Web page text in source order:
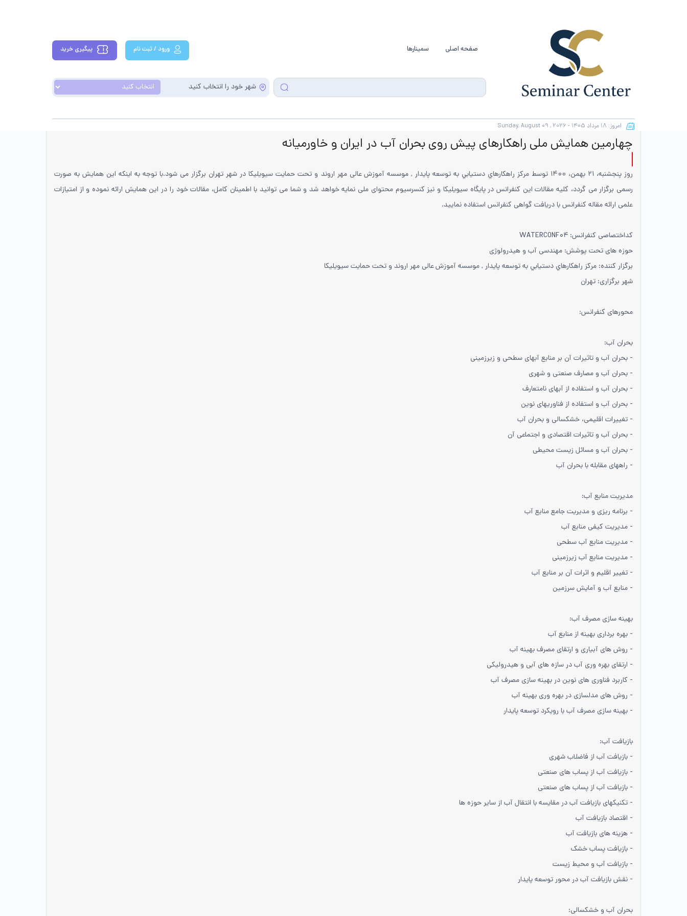
صفحه اصلی سمینارها ورود / ثبت نام پیگیری خرید
شهر خود را انتخاب کنید
امروز: ۱۸ مرداد ۱۴۰۵ - August ۰۹ , ۲۰۲۶Sunday,
چهارمین همایش ملی راهکارهای پیش روی بحران آب در ایران و خاورمیانه
روز پنجشنبه، ۲۱ بهمن، ۱۴۰۰ توسط مركز راهكارهاي دستيابي به توسعه پايدار , موسسه آموزش عالی مهر اروند و تحت حمایت سیویلیکا در شهر تهران برگزار می شود.با توجه به اینکه این همایش به صورت
رسمی برگزار می گردد، کلیه مقالات این کنفرانس در پایگاه سیویلیکا و نیز کنسرسیوم محتوای ملی نمایه خواهد شد و شما می توانید با اطمینان کامل، مقالات خود را در این همایش ارائه نموده و از امتیازات
علمی ارائه مقاله کنفرانس با دریافت گواهی کنفرانس استفاده نمایید.
کداختصاصی کنفرانس: WATERCONF۰۴
حوزه های تحت پوشش: مهندسی آب و هیدرولوژی
برگزار کننده: مركز راهكارهاي دستيابي به توسعه پايدار , موسسه آموزش عالی مهر اروند و تحت حمایت سیویلیکا
شهر برگزاری: تهران
محورهای کنفرانس:
بحران آب:
- بحران آب و تاثیرات آن بر منابع آبهای سطحی و زیرزمینی
- بحران آب و مصارف صنعتی و شهری
- بحران آب و استفاده از آبهای نامتعارف
- بحران آب و استفاده از فناوریهای نوین
- تغییرات اقلیمی، خشکسالی و بحران آب
- بحران آب و تاثیرات اقتصادی و اجتماعی آن
- بحران آب و مسائل زیست محیطی
- راههای مقابله با بحران آب
مدیریت منابع آب:
- برنامه ریزی و مدیریت جامع منابع آب
- مدیریت کیفی منابع آب
- مدیریت منابع آب سطحی
- مدیریت منابع آب زیرزمینی
- تغییر اقلیم و اثرات آن بر منابع آب
- منابع آب و آمایش سرزمین
بهینه سازی مصرف آب:
- بهره برداری بهینه از منابع آب
- روش های آبیاری و ارتقای مصرف بهینه آب
- ارتقای بهره وری آب در سازه های آبی و هیدرولیکی
- کاربرد فناوری های نوین در بهینه سازی مصرف آب
- روش های مدلسازی در بهره وری بهینه آب
- بهینه سازی مصرف آب با رویکرد توسعه پایدار
بازیافت آب:
- بازیافت آب از فاضلاب شهری
- بازیافت آب از پساب های صنعتی
- بازیافت آب از پساب های صنعتی
- تکنیکهای بازیافت آب در مقایسه با انتقال آب از سایر حوزه ها
- اقتصاد بازیافت آب
- هزینه های بازیافت آب
- بازیافت پساب خشک
- بازیافت آب و محیط زیست
- نقش بازیافت آب در محور توسعه پایدار
بحران آب و خشکسالی: